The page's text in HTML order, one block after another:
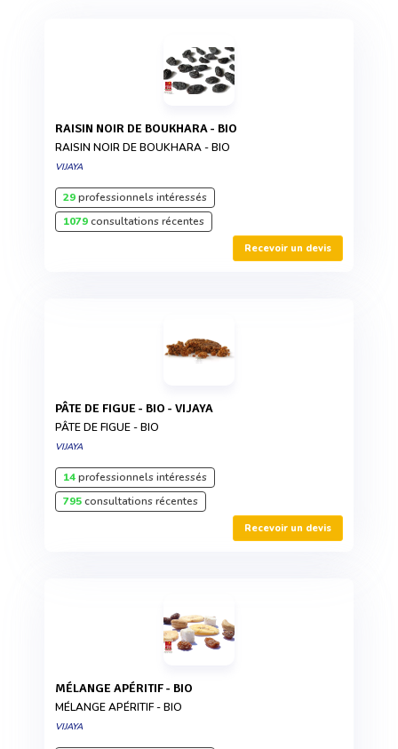
RAISIN NOIR DE BOUKHARA - BIO
RAISIN NOIR DE BOUKHARA - BIO
VIJAYA
29professionnels intéressés
1079consultations récentes
Recevoir un devis
PÂTE DE FIGUE - BIO - VIJAYA
PÂTE DE FIGUE - BIO
VIJAYA
14professionnels intéressés
795consultations récentes
Recevoir un devis
MÉLANGE APÉRITIF - BIO
MÉLANGE APÉRITIF - BIO
VIJAYA